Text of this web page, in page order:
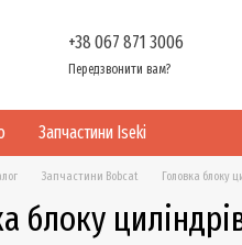
+38 067 871 3006
Передзвонити вам?
Запчастини Iseki
Запчастини Bobcat Головка блоку
блоку